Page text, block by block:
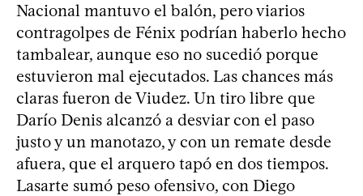
Nacional mantuvo el balón, pero viarios
contragolpes de Fénix podrían haberlo hecho
tambalear, aunque eso no sucedió porque
estuvieron mal ejecutados. Las chances más
claras fueron de Viudez. Un tiro libre que
Darío Denis alcanzó a desviar con el paso
justo y un manotazo, y con un remate desde
afuera, que el arquero tapó en dos tiempos.
Lasarte sumó peso ofensivo, con Diego